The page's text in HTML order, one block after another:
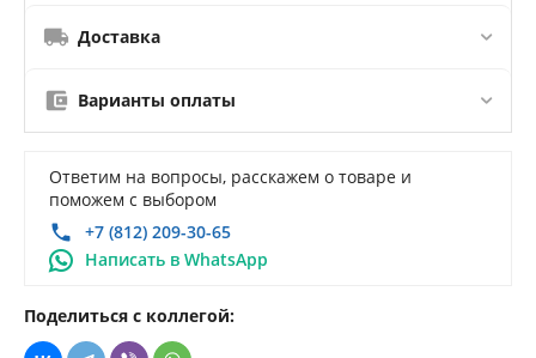
Доставка
Варианты оплаты
Ответим на вопросы, расскажем о товаре и
поможем с выбором
+7 (812) 209-30-65
Написать в WhatsApp
Поделиться с коллегой: